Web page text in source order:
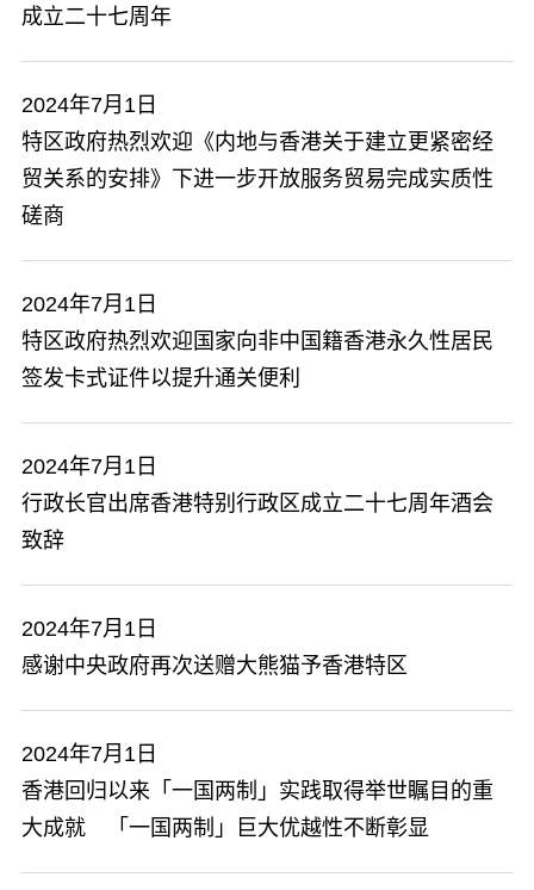
成立二十七周年
2024年7月1日
特区政府热烈欢迎《内地与香港关于建立更紧密经
贸关系的安排》下进一步开放服务贸易完成实质性
磋商
2024年7月1日
特区政府热烈欢迎国家向非中国籍香港永久性居民
签发卡式证件以提升通关便利
2024年7月1日
行政长官出席香港特别行政区成立二十七周年酒会
致辞
2024年7月1日
感谢中央政府再次送赠大熊猫予香港特区
2024年7月1日
香港回归以来「一国两制」实践取得举世瞩目的重
大成就 「一国两制」巨大优越性不断彰显